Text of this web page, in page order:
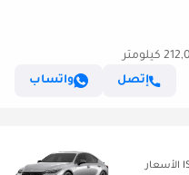
كيلومتر
إتصل
واتساب
احصل على معلومات مفصلة حول لكزس IS 350 الأسعار